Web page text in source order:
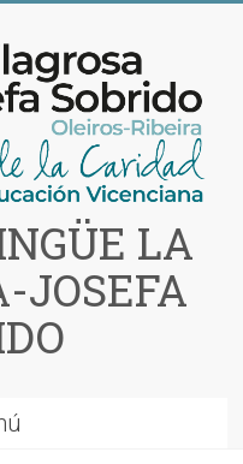
LA
JOSEFA